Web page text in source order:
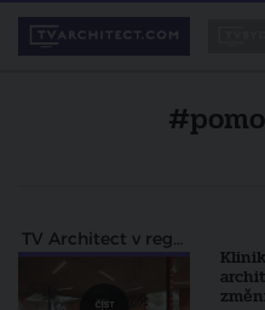
TV Architect v regionech